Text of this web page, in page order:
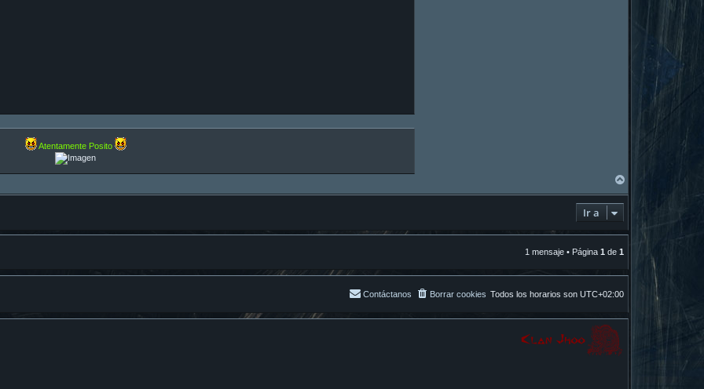
Atentamente Posito
a
Ir a
1 mensaje • Página 1 de 1
Todos los horarios son UTC+02:00
Borrar cookies
Contáctanos